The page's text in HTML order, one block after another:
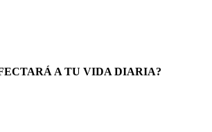
A TU VIDA DIARIA?